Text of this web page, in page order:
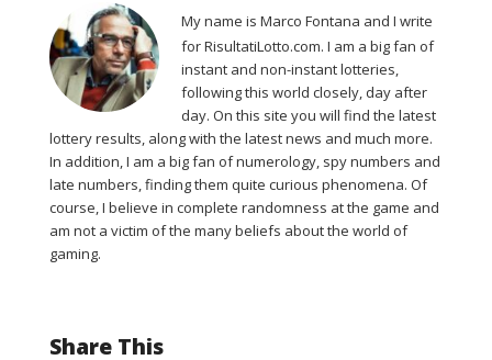
My name is Marco Fontana and I write
for RisultatiLotto.com. I am a big fan of
instant and non-instant lotteries,
following this world closely, day after
day. On this site you will find the latest
lottery results, along with the latest news and much more.
In addition, I am a big fan of numerology, spy numbers and
late numbers, finding them quite curious phenomena. Of
course, I believe in complete randomness at the game and
am not a victim of the many beliefs about the world of
gaming.
Share This